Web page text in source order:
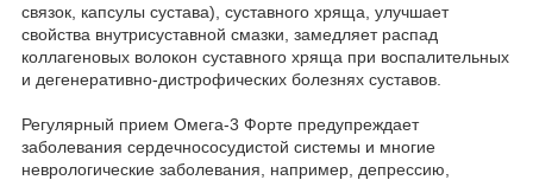
связок, капсулы сустава), суставного хряща, улучшает
свойства внутрисуставной смазки, замедляет распад
коллагеновых волокон суставного хряща при воспалительных
и дегенеративно-дистрофических болезнях суставов.
Регулярный прием Омега-3 Форте предупреждает
заболевания сердечнососудистой системы и многие
неврологические заболевания, например, депрессию,